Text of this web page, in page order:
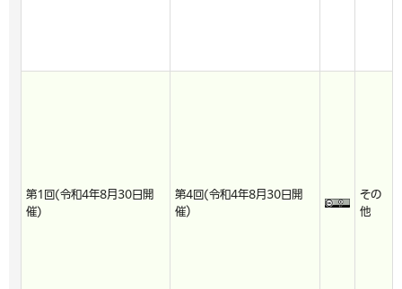
第1回(令和4年8月30日開
催)
第4回(令和4年8月30日開
催）
その
他